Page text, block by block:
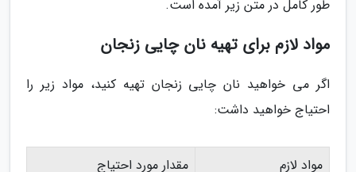
طور کامل در متن زیر آمده است.
مواد لازم برای تهیه نان چایی زنجان
اگر می خواهید نان چایی زنجان تهیه کنید، مواد زیر را
احتیاج خواهید داشت:
مواد لازم
مقدار مورد احتیاج